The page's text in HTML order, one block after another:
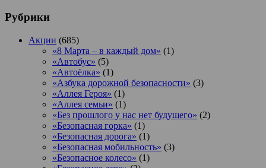
Рубрики
Акции (685)
«8 Марта – в каждый дом» (1)
«Автобус» (5)
«Автоёлка» (1)
«Азбука дорожной безопасности» (3)
«Аллея Героя» (1)
«Аллея семьи» (1)
«Без прошлого у нас нет будущего» (2)
«Безопасная горка» (1)
«Безопасная дорога» (1)
«Безопасная мобильность» (3)
«Безопасное колесо» (1)